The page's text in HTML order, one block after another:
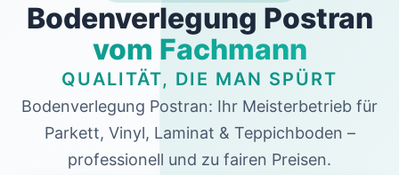
Bodenverlegung Postran
vom Fachmann
QUALITÄT, DIE MAN SPÜRT
Bodenverlegung Postran: Ihr Meisterbetrieb für
Parkett, Vinyl, Laminat & Teppichboden –
professionell und zu fairen Preisen.